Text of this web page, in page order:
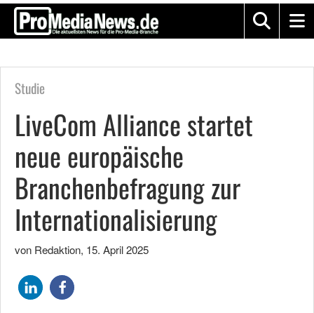
Studie
LiveCom Alliance startet
neue europäische
Branchenbefragung zur
Internationalisierung
von Redaktion, 15. April 2025